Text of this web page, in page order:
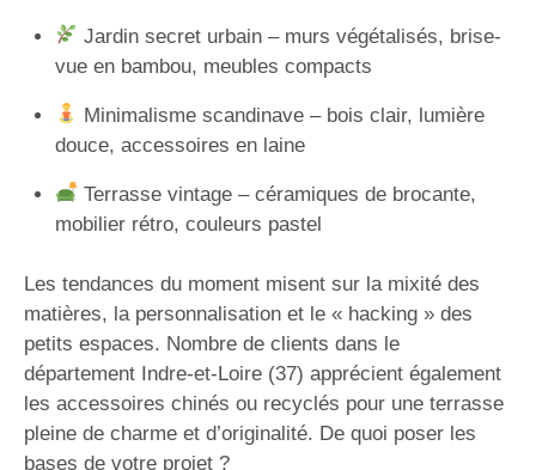
Jardin secret urbain – murs végétalisés, brise-
vue en bambou, meubles compacts
Minimalisme scandinave – bois clair, lumière
douce, accessoires en laine
Terrasse vintage – céramiques de brocante,
mobilier rétro, couleurs pastel
Les tendances du moment misent sur la mixité des
matières, la personnalisation et le « hacking » des
petits espaces. Nombre de clients dans le
département Indre-et-Loire (37) apprécient également
les accessoires chinés ou recyclés pour une terrasse
pleine de charme et d’originalité. De quoi poser les
bases de votre projet ?